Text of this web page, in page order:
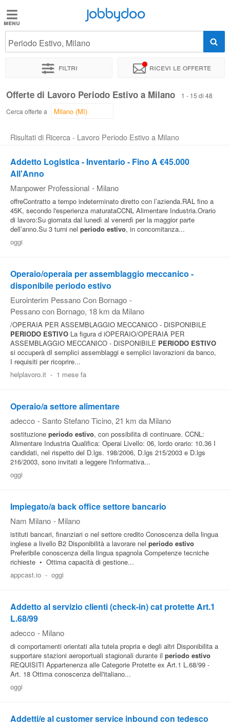
Jobbydoo
Offerte
Stipendi
Elenco
professioni
Blog
Pubblica
Area
Aziende
Jobbydoo
Periodo Estivo, Milano
Filtri Ricevi le offerte
Offerte di Lavoro Periodo Estivo a Milano
1 - 15 di 48
Cerca offerte a
Risultati di Ricerca - Lavoro Periodo Estivo a Milano
Addetto Logistica - Inventario - Fino A €45.000
All'Anno
Manpower Professional - Milano
offreContratto a tempo indeterminato diretto con l’azienda.RAL fino a
45K, secondo l'esperienza maturataCCNL Alimentare Industria.Orario
di lavoro:Su giornata dal lunedì al venerdì per la maggior parte
dell’anno.Su 3 turni nel periodo estivo, in concomitanza...
oggi
Operaio/operaia per assemblaggio meccanico -
disponibile periodo estivo
Eurointerim Pessano Con Bornago -
Pessano con Bornago, 18 km da Milano
/OPERAIA PER ASSEMBLAGGIO MECCANICO - DISPONIBILE
PERIODO ESTIVO La figura d iOPERAIO/OPERAIA PER
ASSEMBLAGGIO MECCANICO - DISPONIBILE PERIODO ESTIVO
si occuperà dI semplici assemblaggi e semplici lavorazioni da banco,
I requisiti per ricoprire...
helplavoro.it - 1 mese fa
Operaio/a settore alimentare
adecco - Santo Stefano Ticino, 21 km da Milano
sostituzione periodo estivo, con possibilita di continuare. CCNL:
Alimentare Industria Qualifica: Operai Livello: 06, lordo orario: 10.36 I
candidati, nel rispetto del D.lgs. 198/2006, D.lgs 215/2003 e D.lgs
216/2003, sono invitati a leggere l'informativa...
oggi
Impiegato/a back office settore bancario
Nam Milano - Milano
istituti bancari, finanziari o nel settore credito Conoscenza della lingua
inglese a livello B2 Disponibilità a lavorare nel periodo estivo
Preferibile conoscenza della lingua spagnola Competenze tecniche
richieste • Ottima capacità di gestione...
appcast.io - oggi
Addetto al servizio clienti (check-in) cat protette Art.1
L.68/99
adecco - Milano
di comportamenti orientati alla tutela propria e degli altri Disponibilita a
supportare stazioni aeroportuali stagionali durante il periodo estivo
REQUISITI Appartenenza alle Categorie Protette ex Art.1 L.68/99 -
Art. 18 Ottima conoscenza dell'italiano...
oggi
Addetti/e al customer service inbound con tedesco